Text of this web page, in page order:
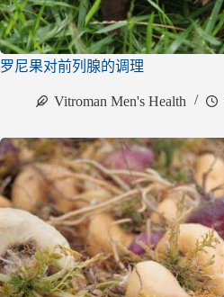
罗尼果对前列腺的调理
Vitroman Men's Health